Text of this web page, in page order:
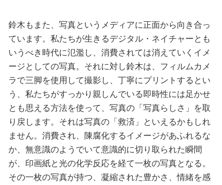
鈴木もまた、写真というメディアに正面から向き合っ
ています。私たちが生きるデジタル・ネイチャーとも
いうべき時代に氾濫し、消費されては消えていくイメ
ージとしての写真。それに対し鈴木は、フィルムカメ
ラで三脚を使用して撮影し、丁寧にプリントするとい
う、私たちがすっかり親しんでいる即時性には足かせ
とも思える方法を使って、写真の「写真らしさ」を取
り戻します。それは写真の「救済」といえるかもしれ
ません。消費され、陳腐化するイメージがあふれるな
か、無意識のようでいて意識的に切り取られた瞬間
が、印画紙と光の化学反応を経て一枚の写真となる。
その一枚の写真が持つ、凝縮された豊かさ、情緒を感